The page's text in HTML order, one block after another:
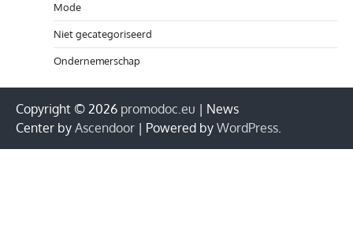
Mode
Niet gecategoriseerd
Ondernemerschap
Copyright © 2026 promodoc.eu | News
Center by Ascendoor | Powered by WordPress.